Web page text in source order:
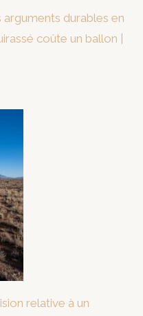
arguments durables en
coûte un ballon |
relative à un